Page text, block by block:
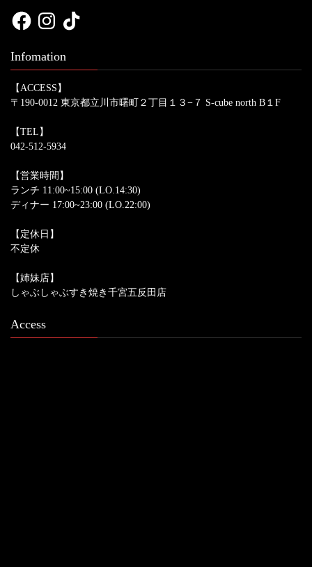
FacebookInstagramTikTok
Infomation
【ACCESS】
〒190-0012 東京都立川市曙町２丁目１３−７ S-cube north B１F
【TEL】
042-512-5934
【営業時間】
ランチ 11:00~15:00 (LO.14:30)
ディナー 17:00~23:00 (LO.22:00)
【定休日】
不定休
【姉妹店】
しゃぶしゃぶすき焼き千宮五反田店
Access